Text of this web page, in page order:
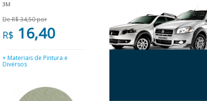
3M
De R$ 34,50 por
R$ 16,40
+ Materiais de Pintura e
Diversos